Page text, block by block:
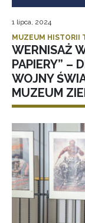
1 lipca, 2024
MUZEUM HISTORII
WERNISAŻ
PAPIERY” –
WOJNY
MUZEUM